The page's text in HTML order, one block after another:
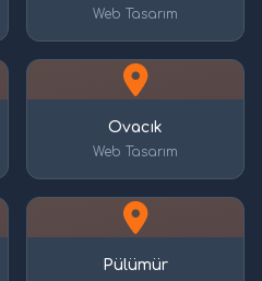
Web Tasarım
Ovacık
Web Tasarım
Pülümür